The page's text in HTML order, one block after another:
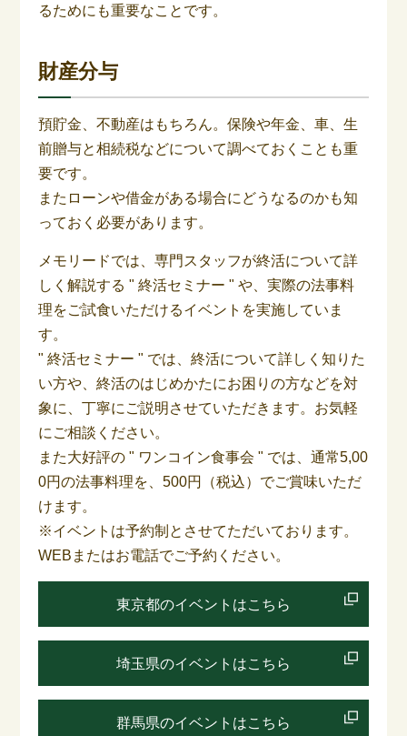
るためにも重要なことです。
財産分与
預貯金、不動産はもちろん。保険や年金、車、生
前贈与と相続税などについて調べておくことも重
要です。
またローンや借金がある場合にどうなるのかも知
っておく必要があります。
メモリードでは、専門スタッフが終活について詳
しく解説する " 終活セミナー " や、実際の法事料
理をご試食いただけるイベントを実施していま
す。
" 終活セミナー " では、終活について詳しく知りた
い方や、終活のはじめかたにお困りの方などを対
象に、丁寧にご説明させていただきます。お気軽
にご相談ください。
また大好評の " ワンコイン食事会 " では、通常5,00
0円の法事料理を、500円（税込）でご賞味いただ
けます。
※イベントは予約制とさせてただいております。
WEBまたはお電話でご予約ください。
東京都のイベントはこちら
埼玉県のイベントはこちら
群馬県のイベントはこちら